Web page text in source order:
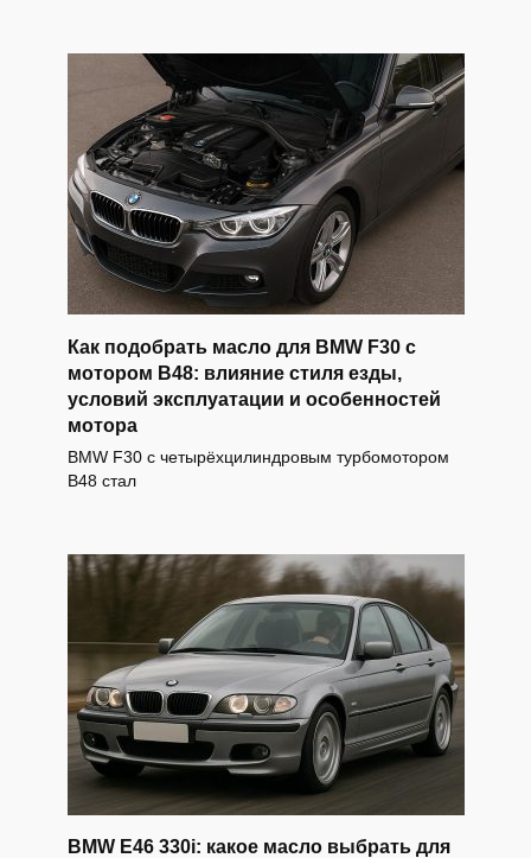
Как подобрать масло для BMW F30 с
мотором B48: влияние стиля езды,
условий эксплуатации и особенностей
мотора
BMW F30 с четырёхцилиндровым турбомотором
B48 стал
BMW E46 330i: какое масло выбрать для